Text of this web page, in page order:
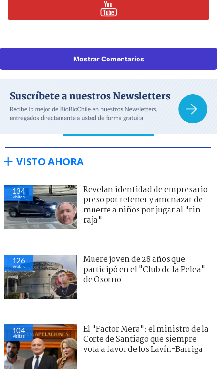
Mostrar Comentarios
VISTO AHORA
134
visitas
Revelan identidad de empresario
preso por retener y amenazar de
muerte a niños por jugar al "rin
raja"
126
visitas
Muere joven de 28 años que
participó en el "Club de la Pelea"
de Osorno
104
visitas
El "Factor Mera": el ministro de la
Corte de Santiago que siempre
vota a favor de los Lavín-Barriga